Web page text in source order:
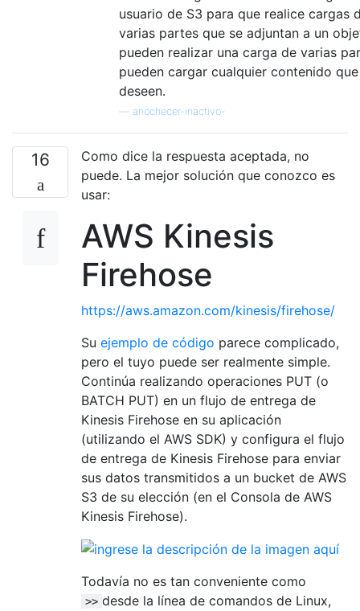
usuario de S3 para que realice cargas
varias partes que se adjuntan a un
pueden realizar una carga de varias
pueden cargar cualquier contenido que
deseen.
anochecer-inactivo-
16
Como dice la respuesta aceptada, no
puede. La mejor solución que conozco es
usar:
AWS Kinesis
Firehose
https://aws.amazon.com/kinesis/firehose/
Su ejemplo de código parece complicado,
pero el tuyo puede ser realmente simple.
Continúa realizando operaciones PUT (o
BATCH PUT) en un flujo de entrega de
Kinesis Firehose en su aplicación
(utilizando el AWS SDK) y configura el flujo
de entrega de Kinesis Firehose para enviar
sus datos transmitidos a un bucket de AWS
S3 de su elección (en el Consola de AWS
Kinesis Firehose).
Todavía no es tan conveniente como
>> desde la línea de comandos de Linux,